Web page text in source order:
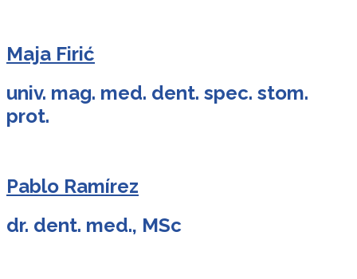
Maja Firić
univ. mag. med. dent. spec. stom.
prot.
Pablo Ramírez
dr. dent. med., MSc